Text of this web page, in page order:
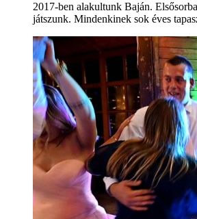
2017-ben alakultunk Baján.
játszunk. Mindenkinek sok éves